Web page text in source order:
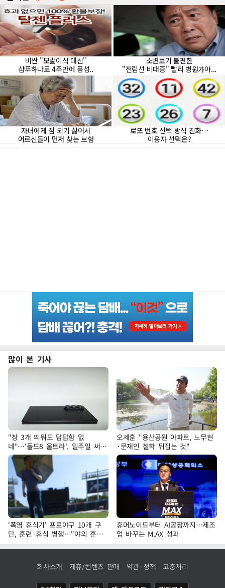
많이 본 기사
"창 3개 띄워도 답답함 없
네"…'폴드8 울트라', 일주일 써보
니
오세훈 "용산공원 아파트, 노무현
·문재인 철학 뒤집는 것"
'폭염 휴식기' 프로야구 10개 구
단, 훈련·휴식 병행…"야외 훈련
해도 안전 최우선"
휴머노이드부터 AI공장까지…제조
업 바꾸는 M.AX 성과
회사소개 제휴/컨텐츠 판매 약관·정책 고충처리